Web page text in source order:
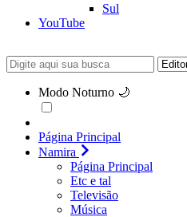
Sul
YouTube
Modo Noturno 🌙
Página Principal
Namira
Página Principal
Etc e tal
Televisão
Música